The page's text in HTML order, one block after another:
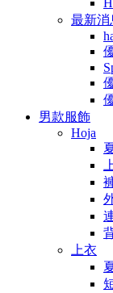
最新消
男款服飾
Hoja
上衣